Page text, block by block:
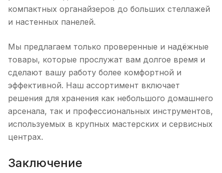
компактных органайзеров до больших стеллажей
и настенных панелей.
Мы предлагаем только проверенные и надёжные
товары, которые прослужат вам долгое время и
сделают вашу работу более комфортной и
эффективной. Наш ассортимент включает
решения для хранения как небольшого домашнего
арсенала, так и профессиональных инструментов,
используемых в крупных мастерских и сервисных
центрах.
Заключение